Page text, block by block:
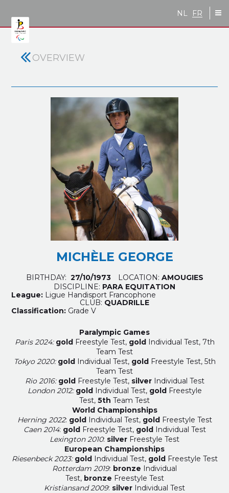
NL FR
OVERVIEW
MICHÈLE GEORGE
BIRTHDAY: 27/10/1973 LOCATION: AMOUGIES
DISCIPLINE: PARA EQUITATION
League: Ligue Handisport Francophone
CLUB: QUADRILLE
Classification: Grade V
Paralympic Games
Paris 2024: goldFreestyle Test, goldIndividual Test, 7th
Team Test
Tokyo 2020: goldIndividual Test, goldFreestyle Test, 5th
Team Test
Rio 2016: goldFreestyle Test, silverIndividual Test
London 2012: goldIndividual Test, goldFreestyle
Test, 5th Team Test
World Championships
Herning 2022: goldIndividual Test, goldFreestyle Test
Caen 2014: goldFreestyle Test, goldIndividual Test
Lexington 2010: silver Freestyle Test
European Championships
Riesenbeck 2023: goldIndividual Test, goldFreestyle Test
Rotterdam 2019: bronze Individual
Test, bronze Freestyle Test
Kristiansand 2009: silver Individual Test